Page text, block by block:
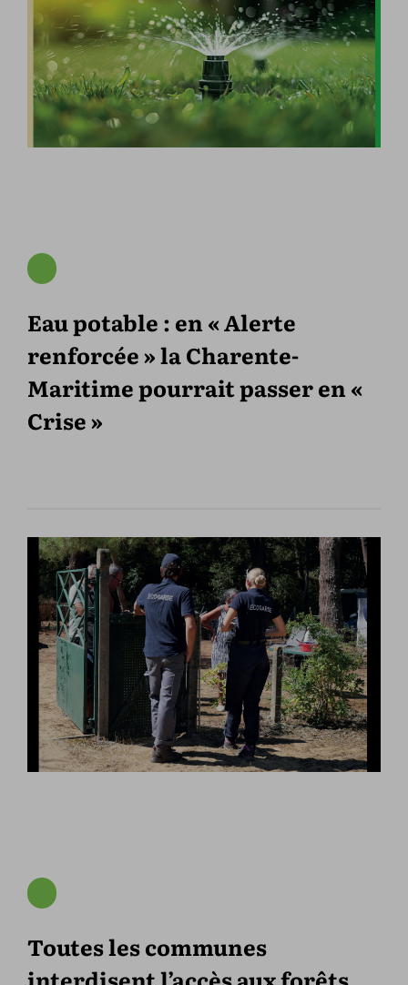
Eau potable : en « Alerte
renforcée » la Charente-
Maritime pourrait passer en «
Crise »
Toutes les communes